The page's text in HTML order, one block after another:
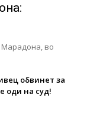
Марадона, во
обвинет за
оди на суд!